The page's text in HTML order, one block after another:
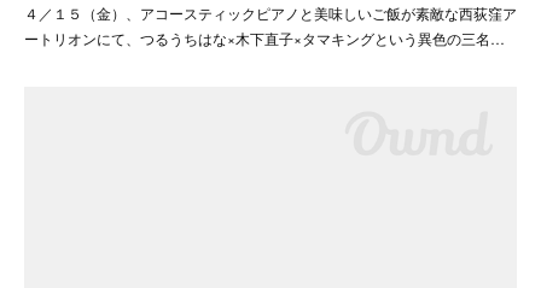
４／１５（金）、アコースティックピアノと美味しいご飯が素敵な西荻窪ア
ートリオンにて、つるうちはな×木下直子×タマキングという異色の三名…